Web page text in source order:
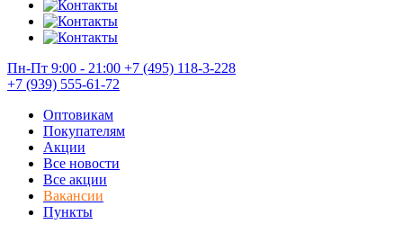
Пн-Пт 9:00 - 21:00 +7 (495) 118-3-228
+7 (939) 555-61-72
Оптовикам
Покупателям
Акции
Все новости
Все акции
Вакансии
Пункты